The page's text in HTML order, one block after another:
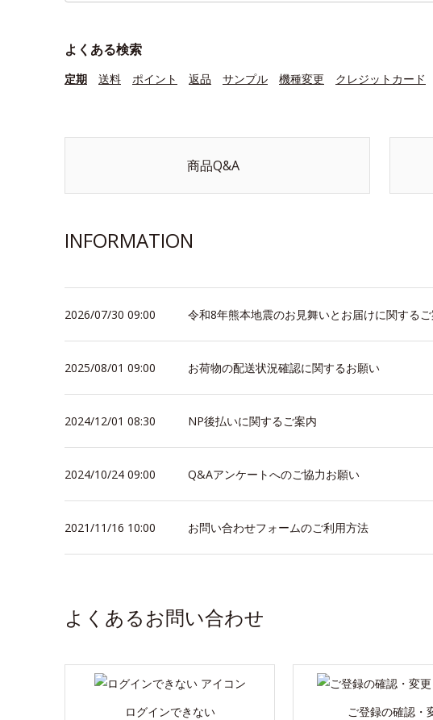
よくある検索
定期 送料 ポイント 返品 サンプル 機種変更 クレジットカード
商品Q&A
INFORMATION
2026/07/30 09:00 令和8年熊本地震のお見舞いとお届けに関する
2025/08/01 09:00 お荷物の配送状況確認に関するお願い
2024/12/01 08:30 NP後払いに関するご案内
2024/10/24 09:00 Q&Aアンケートへのご協力お願い
2021/11/16 10:00 お問い合わせフォームのご利用方法
よくあるお問い合わせ
ログインできない ご登録の確認・